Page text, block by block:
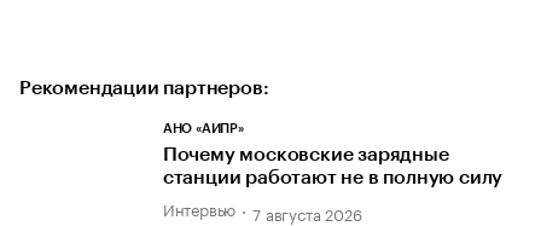
Рекомендации партнеров:
АНО «АИПР»
Почему московские зарядные
станции работают не в полную силу
Интервью 7 августа 2026